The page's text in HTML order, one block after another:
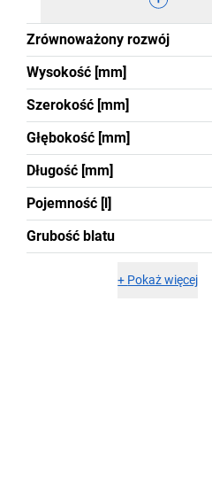
Zrównoważony rozwój
Wysokość [mm]
Szerokość [mm]
Głębokość [mm]
Długość [mm]
Pojemność [l]
Grubość blatu
+ Pokaż więcej